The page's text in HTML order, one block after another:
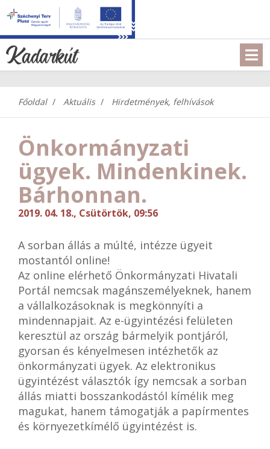
Főoldal Aktuális Hirdetmények, felhívások
Önkormányzati
ügyek. Mindenkinek.
Bárhonnan.
2019. 04. 18., Csütörtök, 09:56
A sorban állás a múlté, intézze ügyeit
mostantól online!
Az online elérhető Önkormányzati Hivatali
Portál nemcsak magánszemélyeknek, hanem
a vállalkozásoknak is megkönnyíti a
mindennapjait. Az e-ügyintézési felületen
keresztül az ország bármelyik pontjáról,
gyorsan és kényelmesen intézhetők az
önkormányzati ügyek. Az elektronikus
ügyintézést választók így nemcsak a sorban
állás miatti bosszankodástól kímélik meg
magukat, hanem támogatják a papírmentes
és környezetkímélő ügyintézést is.